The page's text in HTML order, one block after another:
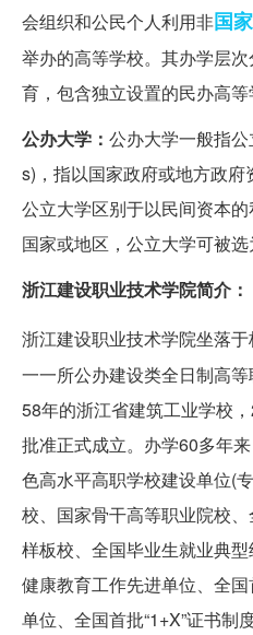
会组织和公民个人利用非国家
举办的高等学校。其办学层
育，包含独立设置的民办高等
公办大学： 公办大学一般指
s)，指以国家政府或地方政府
公立大学区别于以民间资本
国家或地区，公立大学可被选
浙江建设职业技术学院简介：
浙江建设职业技术学院坐落
一一所公办建设类全日制高
58年的浙江省建筑工业学校
批准正式成立。办学60多年
色高水平高职学校建设单位(
校、国家骨干高等职业院校
样板校、全国毕业生就业典
健康教育工作先进单位、全
单位、全国首批“1+X”证书制